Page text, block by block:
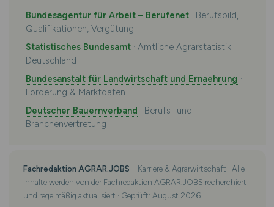
Bundesagentur für Arbeit – Berufenet· Berufsbild,
Qualifikationen, Vergütung
Statistisches Bundesamt· Amtliche Agrarstatistik
Deutschland
Bundesanstalt für Landwirtschaft und Ernaehrung ·
Förderung & Marktdaten
Deutscher Bauernverband · Berufs- und
Branchenvertretung
Fachredaktion AGRAR.JOBS – Karriere & Agrarwirtschaft · Alle
Inhalte werden von der Fachredaktion AGRAR.JOBS recherchiert
und regelmäßig aktualisiert · Geprüft: August 2026